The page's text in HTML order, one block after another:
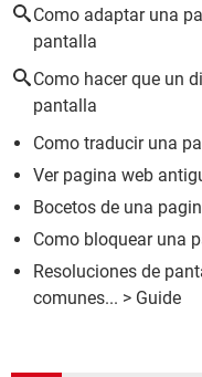
Como adaptar una
pantalla
Como hacer que un
pantalla
Como traducir una
Ver pagina web
Bocetos de una
Como bloquear una
Resoluciones de
comunes... > Guide